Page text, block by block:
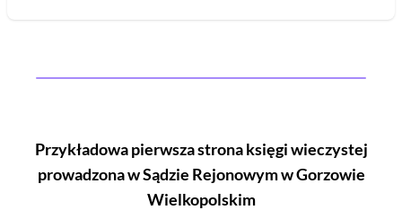
Przykładowa pierwsza strona księgi wieczystej
prowadzona w Sądzie Rejonowymw Gorzowie
Wielkopolskim